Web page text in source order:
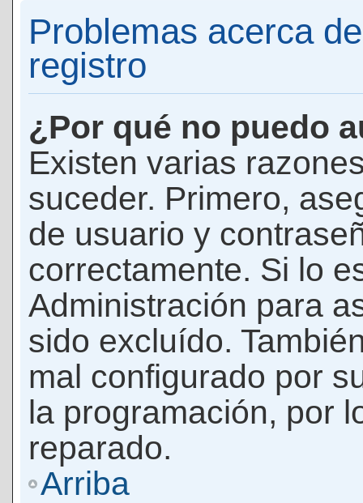
Problemas acerca
registro
¿Por qué no puedo
Existen varias
suceder. Primero,
de usuario y
correctamente. Si lo
Administración para
sido excluído.
mal configurado por
la programación, por
reparado.
Arriba